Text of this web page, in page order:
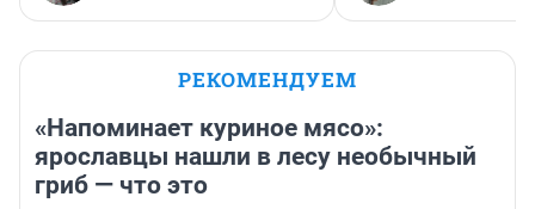
РЕКОМЕНДУЕМ
«Напоминает куриное мясо»:
ярославцы нашли в лесу необычный
гриб — что это